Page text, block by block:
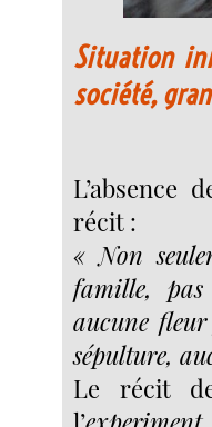
Situation
société,
L’absence
récit :
« Non
famille,
aucune
sépulture,
Le récit